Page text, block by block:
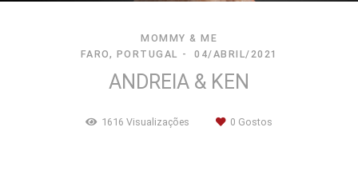
MOMMY & ME
FARO, PORTUGAL
04/ABRIL/2021
ANDREIA & KEN
1616 Visualizações 0 Gostos